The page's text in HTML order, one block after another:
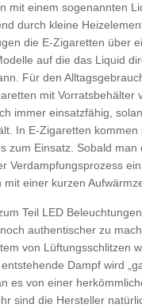
mit einem sogenannten
durch kleine
die E-Zigaretten über
auf die das Liquid
Für den
mit Vorratsbehälter
immer einsatzfähig,
In E-Zigaretten
zum Einsatz. Sobald man
Verdampfungsprozess
einer kurzen
Teil LED
authentischer zu
von Lüftungsschlitzen
Dampf wird
es von einer
sind die Hersteller